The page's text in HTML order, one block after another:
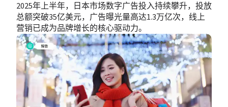
2025年上半年，日本市场数字广告投入持续攀升，投放
总额突破35亿美元，广告曝光量高达1.3万亿次，线上
营销已成为品牌增长的核心驱动力。